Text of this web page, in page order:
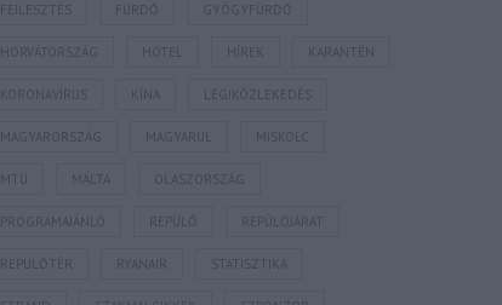
FEJLESZTÉS FÜRDŐ GYÓGYFÜRDŐ
HORVÁTORSZÁG HOTEL HÍREK KARANTÉN
KORONAVÍRUS KÍNA LÉGIKÖZLEKEDÉS
MAGYARORSZÁG MAGYARUL MISKOLC
MTÜ MÁLTA OLASZORSZÁG
PROGRAMAJÁNLÓ REPÜLŐ REPÜLŐJÁRAT
REPÜLŐTÉR RYANAIR STATISZTIKA